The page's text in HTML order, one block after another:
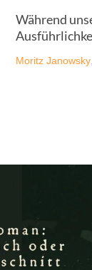
Während
Moritz Janowsky